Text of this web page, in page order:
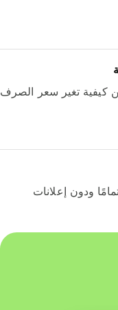
تغير سعر الصرف
ودون إعلانات